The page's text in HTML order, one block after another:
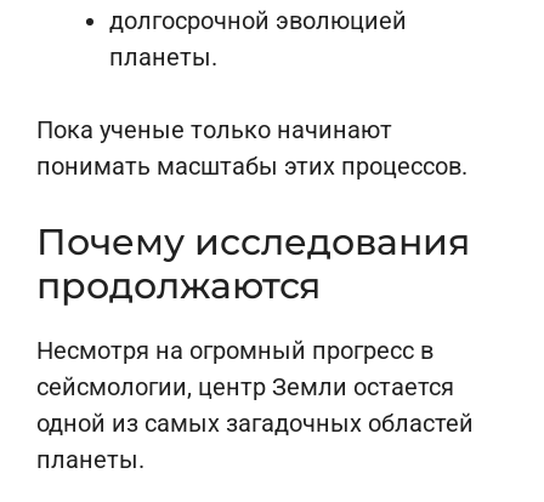
долгосрочной эволюцией
планеты.
Пока ученые только начинают
понимать масштабы этих процессов.
Почему исследования
продолжаются
Несмотря на огромный прогресс в
сейсмологии, центр Земли остается
одной из самых загадочных областей
планеты.